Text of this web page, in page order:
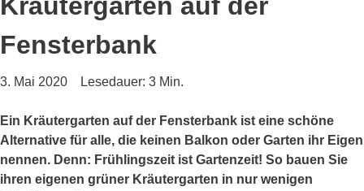
Fensterbank
3. Mai 2020 Lesedauer: 3 Min.
Ein Kräutergarten auf der Fensterbank ist eine schöne
Alternative für alle, die keinen Balkon oder Garten ihr Eigen
nennen. Denn: Frühlingszeit ist Gartenzeit! So bauen Sie
ihren eigenen grüner Kräutergarten in nur wenigen